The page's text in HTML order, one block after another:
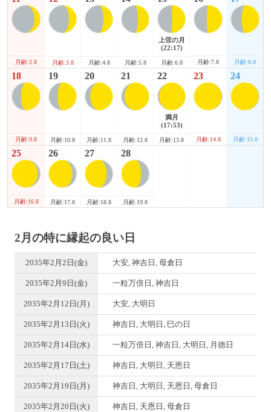
月齢:2.8 月齢:3.8 月齢:4.8 月齢:5.8
上弦の月
(22:17)
月齢:6.8 月齢:7.8 月齢:8.8
18
月齢:9.8
19
月齢:10.8
20
月齢:11.8
21
月齢:12.8
22
満月
(17:53)
月齢:13.8
23
月齢:14.8
24
月齢:15.8
25
月齢:16.8
26
月齢:17.8
27
月齢:18.8
28
月齢:19.8
2月の特に縁起の良い日
2035年2月2日(金) 大安, 神吉日, 母倉日
2035年2月9日(金) 一粒万倍日, 神吉日
2035年2月12日(月) 大安, 大明日
2035年2月13日(火) 神吉日, 大明日, 巳の日
2035年2月14日(水) 一粒万倍日, 神吉日, 大明日, 月徳日
2035年2月17日(土) 神吉日, 大明日, 天恩日
2035年2月19日(月) 神吉日, 大明日, 天恩日, 母倉日
2035年2月20日(火) 神吉日, 天恩日, 母倉日